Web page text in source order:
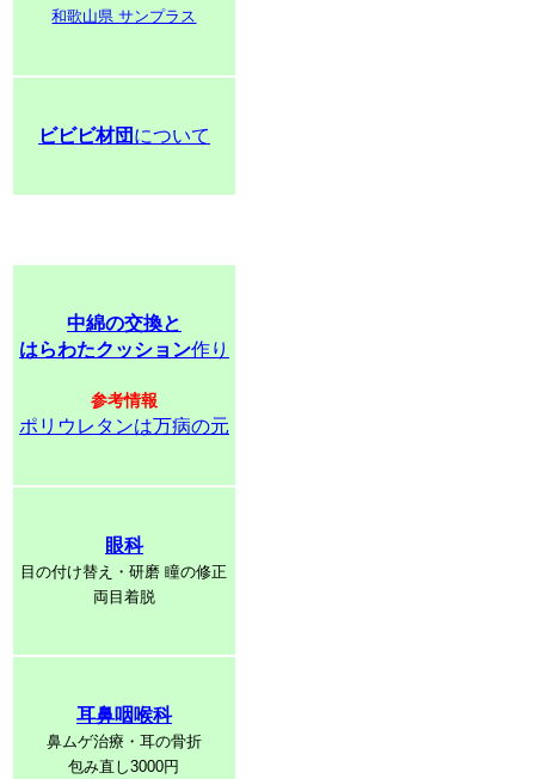
和歌山県 サンプラス
ビビビ材団 について
中綿の交換と
はらわたクッション作り
参考情報
ポリウレタンは万病の元
眼科
目の付け替え・研磨 瞳の修正
両目着脱
耳鼻咽喉科
鼻ムゲ治療・耳の骨折
包み直し3000円